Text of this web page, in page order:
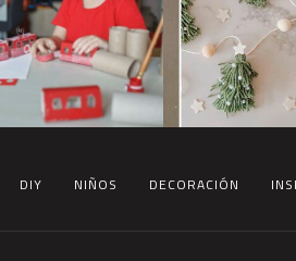
DIY NIÑOS DECORACIÓN